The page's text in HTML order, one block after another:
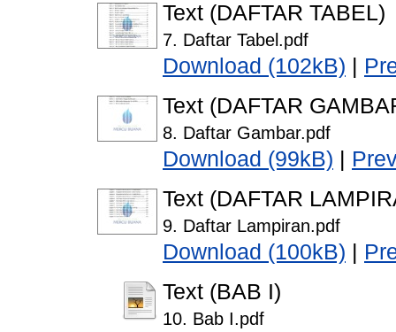
Text (DAFTAR TABEL)
7. Daftar Tabel.pdf
Download (102kB)
Text (DAFTAR
8. Daftar Gambar.pdf
Download (99kB)
Text (DAFTAR
9. Daftar Lampiran.pdf
Download (100kB)
Text (BAB I)
10. Bab I.pdf